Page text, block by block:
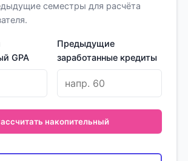
семестры для расчёта
GPA
Предыдущие
заработанные кредиты
накопительный